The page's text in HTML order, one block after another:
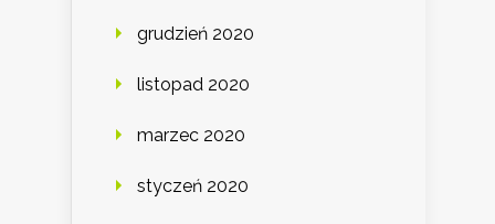
grudzień 2020
listopad 2020
marzec 2020
styczeń 2020